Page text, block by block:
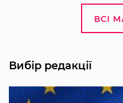
ВСІ
Вибір редакції